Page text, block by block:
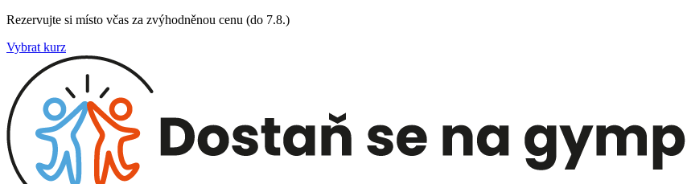
Rezervujte si místo včas za zvýhodněnou cenu (do 7.8.)
Vybrat kurz